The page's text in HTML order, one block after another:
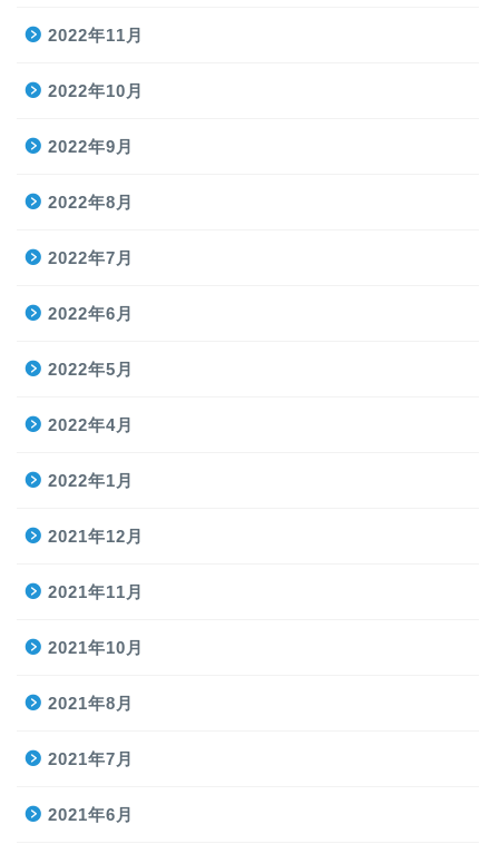
2022年11月
2022年10月
2022年9月
2022年8月
2022年7月
2022年6月
2022年5月
2022年4月
2022年1月
2021年12月
2021年11月
2021年10月
2021年8月
2021年7月
2021年6月